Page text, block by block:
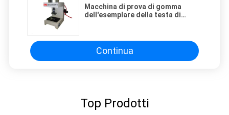
Macchina di prova di gomma
dell'esemplare della testa di
Continua
Top Prodotti